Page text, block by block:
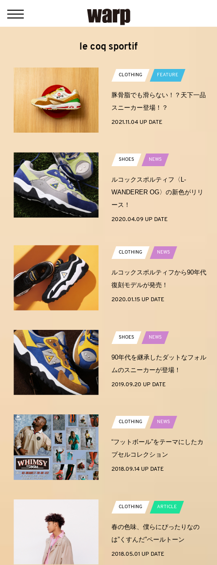
le coq sportif
CLOTHING FEATURE
豚骨脂でも滑らない！？天下一品
スニーカー登場！？
2021.11.04 UP DATE
SHOES NEWS
ルコックスポルティフ〈L-
WANDERER OG〉の新色がリリ
ース！
2020.04.09 UP DATE
CLOTHING NEWS
ルコックスポルティフから90年代
復刻モデルが発売！
2020.01.15 UP DATE
SHOES NEWS
90年代を継承したダットなフォル
ムのスニーカーが登場！
2019.09.20 UP DATE
CLOTHING NEWS
“フットボール”をテーマにしたカ
プセルコレクション
2018.09.14 UP DATE
CLOTHING ARTICLE
春の色味、僕らにぴったりなの
は”くすんだ”ペールトーン
2018.05.01 UP DATE